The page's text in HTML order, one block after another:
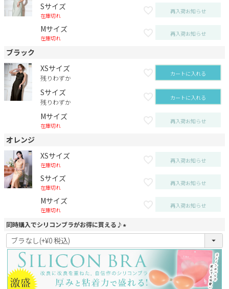
Sサイズ
在庫切れ
再入荷お知らせ
Mサイズ
在庫切れ
再入荷お知らせ
ブラック
XSサイズ
残りわずか カートに入れる
Sサイズ
残りわずか カートに入れる
Mサイズ
在庫切れ
再入荷お知らせ
オレンジ
XSサイズ
在庫切れ
再入荷お知らせ
Sサイズ
在庫切れ
再入荷お知らせ
Mサイズ
在庫切れ
再入荷お知らせ
同時購入でシリコンブラがお得に買える♪
(
須
)